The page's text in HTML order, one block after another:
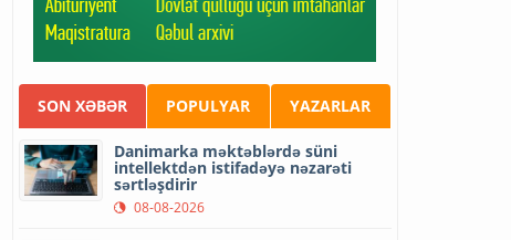
SON XƏBƏR POPULYAR YAZARLAR
Danimarka məktəblərdə süni
intellektdən istifadəyə nəzarəti
sərtləşdirir
08-08-2026